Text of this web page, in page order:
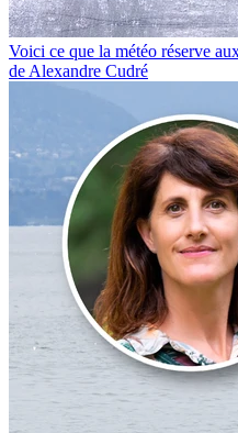
Voici ce que la météo réserve
de Alexandre Cudré